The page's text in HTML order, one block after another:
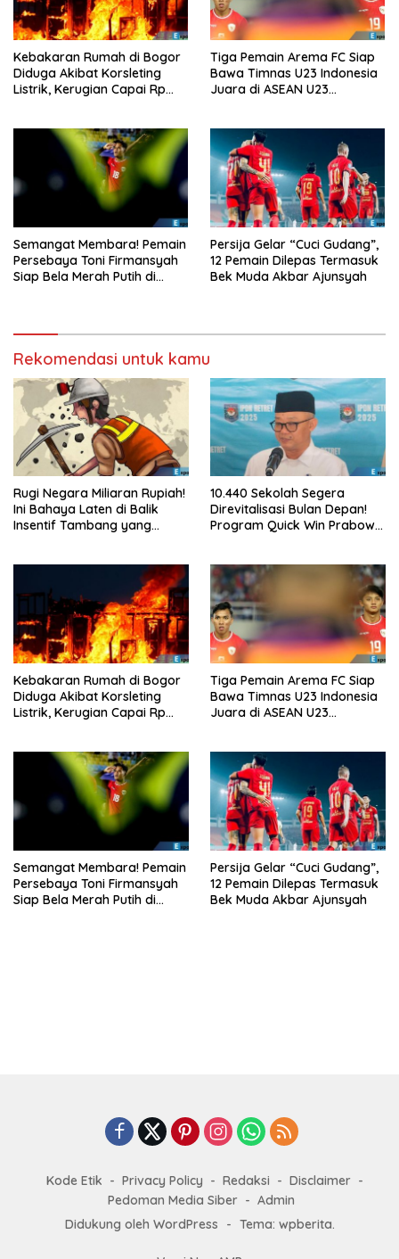
Kebakaran Rumah di Bogor
Diduga Akibat Korsleting
Listrik, Kerugian Capai Rp
Tiga Pemain Arema FC Siap
Bawa Timnas U23 Indonesia
Juara di ASEAN U23
Semangat Membara! Pemain
Persebaya Toni Firmansyah
Siap Bela Merah Putih di
Persija Gelar “Cuci Gudang”,
12 Pemain Dilepas Termasuk
Bek Muda Akbar Ajunsyah
Rekomendasi untuk kamu
Rugi Negara Miliaran Rupiah!
Ini Bahaya Laten di Balik
Insentif Tambang yang
10.440 Sekolah Segera
Direvitalisasi Bulan Depan!
Program Quick Win Prabowo
Kebakaran Rumah di Bogor
Diduga Akibat Korsleting
Listrik, Kerugian Capai Rp
Tiga Pemain Arema FC Siap
Bawa Timnas U23 Indonesia
Juara di ASEAN U23
Semangat Membara! Pemain
Persebaya Toni Firmansyah
Siap Bela Merah Putih di
Persija Gelar “Cuci Gudang”,
12 Pemain Dilepas Termasuk
Bek Muda Akbar Ajunsyah
Kode Etik Privacy Policy Redaksi
Disclaimer
Pedoman Media Siber
Admin
Didukung oleh WordPress
- Tema: wpberita.